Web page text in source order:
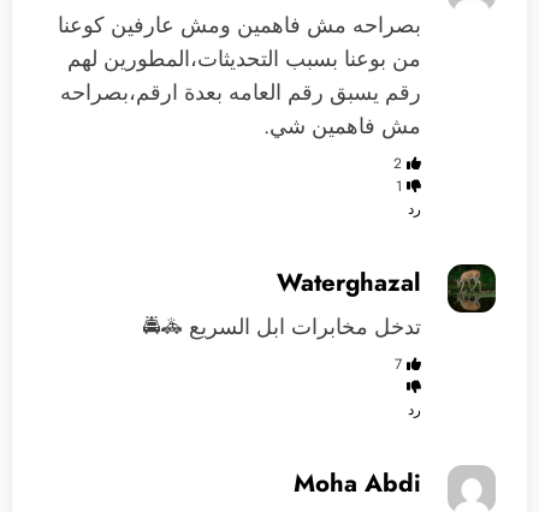
بصراحه مش فاهمين ومش عارفين كوعنا
من بوعنا بسبب التحديثات،المطورين لهم
رقم يسبق رقم العامه بعدة ارقم،بصراحه
مش فاهمين شي.
2
1
رد
Waterghazal
تدخل مخابرات ابل السريع 🚓🚔
7
رد
Moha Abdi